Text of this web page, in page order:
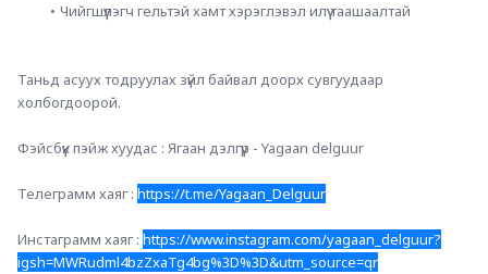
Чийгшүүлэгч гельтэй хамт хэрэглэвэл илүү таашаалтай
Таньд асуух тодруулах зүйл байвал доорх сувгуудаар
холбогдоорой.
Фэйсбүүк пэйж хуудас : Ягаан дэлгүүр - Yagaan delguur
Телеграмм хаяг : https://t.me/Yagaan_Delguur
Инстаграмм хаяг : https://www.instagram.com/yagaan_delguur?
igsh=MWRudml4bzZxaTg4bg%3D%3D&utm_source=qr